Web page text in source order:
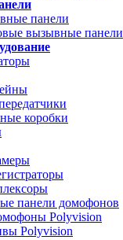
панели
вызывные панели
коробки
панели домофонов
Polyvision
Polyvision